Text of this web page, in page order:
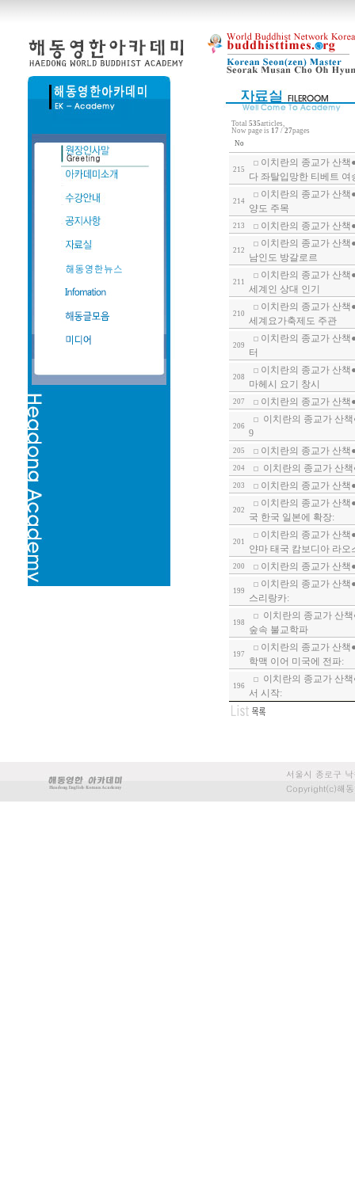
Total 535articles,
Now page is 17 / 27pages
No
215
이치란의 종교가 산
다 좌탈입망한 티베트 여
214
이치란의 종교가 산
양도 주목
213 이치란의 종교가 산책
212
이치란의 종교가 산책
남인도 방갈로르
211
이치란의 종교가 산책
세계인 상대 인기
210
이치란의 종교가 산
세계요가축제도 주관
209
이치란의 종교가 산책
터
208
이치란의 종교가 산책
마헤시 요기 창시
207 이치란의 종교가 산책
206
이치란의 종교가 산
9
205 이치란의 종교가 산책
204 이치란의 종교가 산
203 이치란의 종교가 산책
202
이치란의 종교가 산
국 한국 일본에 확장:
201
이치란의 종교가 산책
얀마 태국 캄보디아 라오
200 이치란의 종교가 산
199
이치란의 종교가 산
스리랑카:
198
이치란의 종교가 산
숲속 불교학파
197
이치란의 종교가 산
학맥 이어 미국에 전파:
196
이치란의 종교가 산
서 시작: